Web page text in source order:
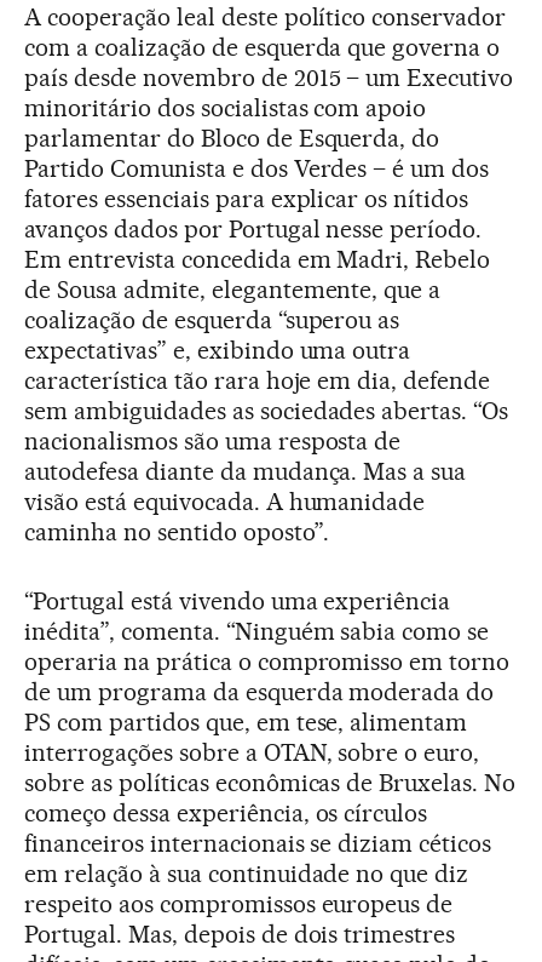
A cooperação leal deste político conservador
com a coalização de esquerda que governa o
país desde novembro de 2015 – um Executivo
minoritário dos socialistas com apoio
parlamentar do Bloco de Esquerda, do
Partido Comunista e dos Verdes – é um dos
fatores essenciais para explicar os nítidos
avanços dados por Portugal nesse período.
Em entrevista concedida em Madri, Rebelo
de Sousa admite, elegantemente, que a
coalização de esquerda “superou as
expectativas” e, exibindo uma outra
característica tão rara hoje em dia, defende
sem ambiguidades as sociedades abertas. “Os
nacionalismos são uma resposta de
autodefesa diante da mudança. Mas a sua
visão está equivocada. A humanidade
caminha no sentido oposto”.
“Portugal está vivendo uma experiência
inédita”, comenta. “Ninguém sabia como se
operaria na prática o compromisso em torno
de um programa da esquerda moderada do
PS com partidos que, em tese, alimentam
interrogações sobre a OTAN, sobre o euro,
sobre as políticas econômicas de Bruxelas. No
começo dessa experiência, os círculos
financeiros internacionais se diziam céticos
em relação à sua continuidade no que diz
respeito aos compromissos europeus de
Portugal. Mas, depois de dois trimestres